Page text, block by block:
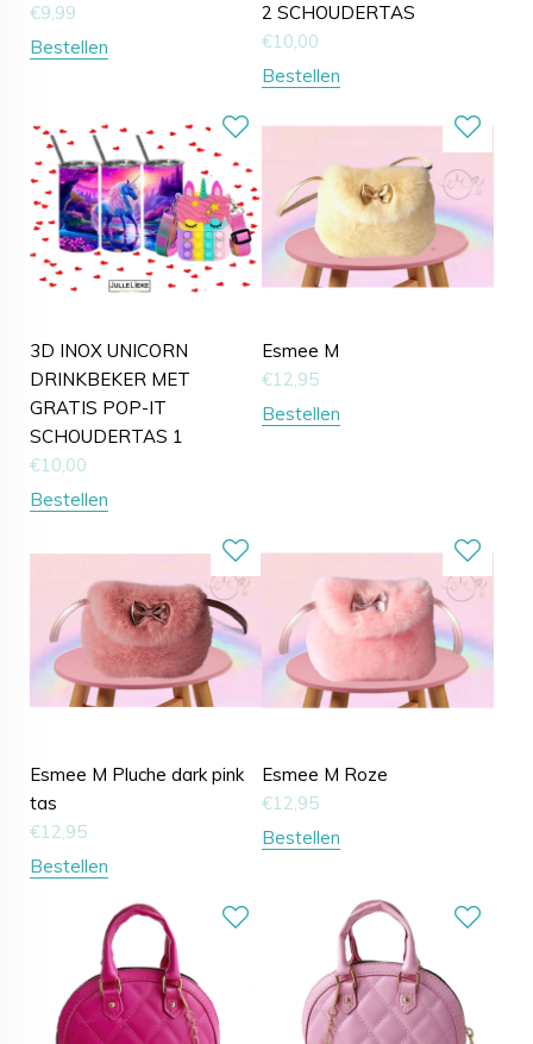
€9,99
Bestellen
2 SCHOUDERTAS
€10,00
Bestellen
3D INOX UNICORN
DRINKBEKER MET
GRATIS POP-IT
SCHOUDERTAS 1
€10,00
Bestellen
Esmee M
€12,95
Bestellen
Esmee M Pluche dark pink
tas
€12,95
Bestellen
Esmee M Roze
€12,95
Bestellen